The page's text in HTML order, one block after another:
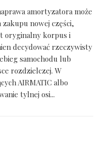
amortyzatora może
nowej części,
oryginalny korpus i
decydować rzeczywisty
samochodu lub
rozdzielczej. W
AIRMATIC albo
tylnej osi...